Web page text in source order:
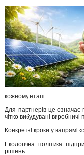
кожному етапі.
Для партнерів це означає
чітко вибудувані виробничі
Конкретні кроки у напрямі
Екологічна політика
рішень.